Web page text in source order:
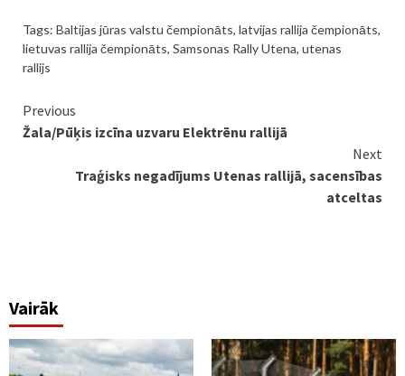
Tags: Baltijas jūras valstu čempionāts, latvijas rallija čempionāts,
lietuvas rallija čempionāts, Samsonas Rally Utena, utenas
rallijs
Continue
Reading
Previous
Žala/Pūķis izcīna uzvaru Elektrēnu rallijā
Next
Traģisks negadījums Utenas rallijā, sacensības
atceltas
Vairāk